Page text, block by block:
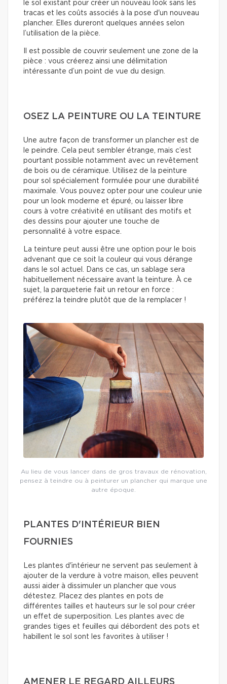
le sol existant pour créer un nouveau look sans les
tracas et les coûts associés à la pose d'un nouveau
plancher. Elles dureront quelques années selon
l’utilisation de la pièce.
Il est possible de couvrir seulement une zone de la
pièce : vous créerez ainsi une délimitation
intéressante d’un point de vue du design.
OSEZ LA PEINTURE OU LA TEINTURE
Une autre façon de transformer un plancher est de
le peindre. Cela peut sembler étrange, mais c’est
pourtant possible notamment avec un revêtement
de bois ou de céramique. Utilisez de la peinture
pour sol spécialement formulée pour une durabilité
maximale. Vous pouvez opter pour une couleur unie
pour un look moderne et épuré, ou laisser libre
cours à votre créativité en utilisant des motifs et
des dessins pour ajouter une touche de
personnalité à votre espace.
La teinture peut aussi être une option pour le bois
advenant que ce soit la couleur qui vous dérange
dans le sol actuel. Dans ce cas, un sablage sera
habituellement nécessaire avant la teinture. À ce
sujet, la parqueterie fait un retour en force :
préférez la teindre plutôt que de la remplacer !
Au lieu de vous lancer dans de gros travaux de rénovation,
pensez à teindre ou à peinturer un plancher qui marque une
autre époque.
PLANTES D'INTÉRIEUR BIEN
FOURNIES
Les plantes d'intérieur ne servent pas seulement à
ajouter de la verdure à votre maison, elles peuvent
aussi aider à dissimuler un plancher que vous
détestez. Placez des plantes en pots de
différentes tailles et hauteurs sur le sol pour créer
un effet de superposition. Les plantes avec de
grandes tiges et feuilles qui débordent des pots et
habillent le sol sont les favorites à utiliser !
AMENER LE REGARD AILLEURS